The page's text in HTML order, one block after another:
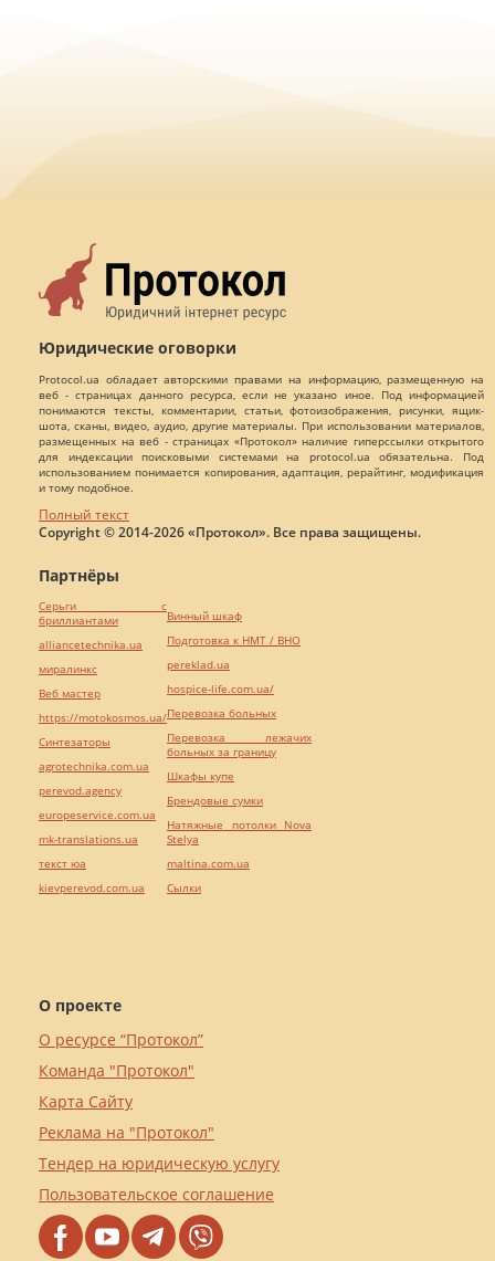
Юридические оговорки
Protocol.ua обладает авторскими правами на информацию, размещенную на
веб - страницах данного ресурса, если не указано иное. Под информацией
понимаются тексты, комментарии, статьи, фотоизображения, рисунки, ящик-
шота, сканы, видео, аудио, другие материалы. При использовании материалов,
размещенных на веб - страницах «Протокол» наличие гиперссылки открытого
для индексации поисковыми системами на protocol.ua обязательна. Под
использованием понимается копирования, адаптация, рерайтинг, модификация
и тому подобное.
Полный текст
Copyright © 2014-2026 «Протокол». Все права защищены.
О проекте
О ресурсе “Протокол”
Команда "Протокол"
Карта Сайту
Реклама на "Протокол"
Тендер на юридическую услугу
Пользовательское соглашение
Партнёры
Серьги с
бриллиантами
alliancetechnika.ua
миралинкс
Веб мастер
https://motokosmos.ua/
Синтезаторы
agrotechnika.com.ua
perevod.agency
europeservice.com.ua
mk-translations.ua
текст юа
kievperevod.com.ua
Винный шкаф
Подготовка к НМТ / ВНО
pereklad.ua
hospice-life.com.ua/
Перевозка больных
Перевозка лежачих
больных за границу
Шкафы купе
Брендовые сумки
Натяжные потолки Nova
Stelya
maltina.com.ua
Cылки